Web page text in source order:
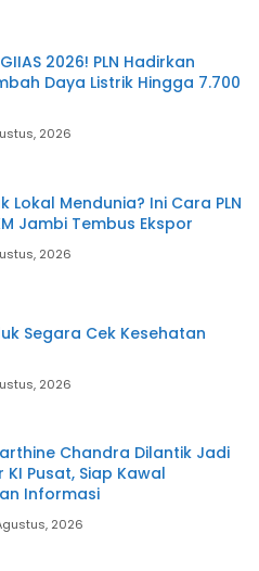
2026! PLN Hadirkan
Daya Listrik Hingga 7.700
2026
Lokal Mendunia? Ini Cara PLN
Jambi Tembus Ekspor
2026
Segara Cek Kesehatan
2026
Chandra Dilantik Jadi
KI Pusat, Siap Kawal
Informasi
2026